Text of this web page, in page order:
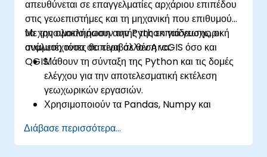
απευθύνεται σε επαγγελματίες αρχάριου επιπέδου
στις γεωεπιστήμες και τη μηχανική που επιθυμούν
να χρησιμοποιήσουν την Python για γεωχωρική
ανάλυση τόσο σε περιβάλλον ArcGIS όσο και
QGIS.
Με την ολοκλήρωση αυτής της εκπαίδευσης, οι
συμμετέχοντες θα είναι σε θέση να:
Μάθουν τη σύνταξη της Python και τις δομές
ελέγχου για την αποτελεσματική εκτέλεση
γεωχωρικών εργασιών.
Χρησιμοποιούν τα Pandas, Numpy και
οπτικοποίηση σε GIS.
Χειρίζονται και αναλύουν διανυσματικά
Διάβασε περισσότερα...